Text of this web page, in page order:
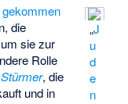
„J
u
d
e
n
die
sie zur
Rolle
, die
und in